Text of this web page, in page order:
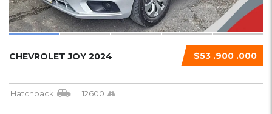
$53 .900 .000
CHEVROLET JOY 2024
Hatchback 12600